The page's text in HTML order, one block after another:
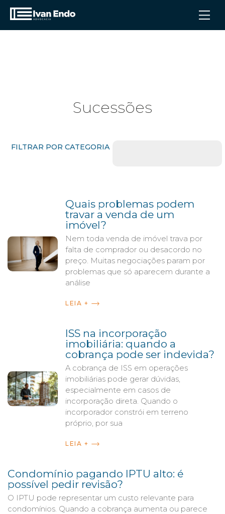
Sucessões
FILTRAR POR CATEGORIA
Artigos
Quais problemas podem
travar a venda de um
imóvel?
Nem toda venda de imóvel trava por
falta de comprador ou desacordo no
preço. Muitas negociações param por
problemas que só aparecem durante a
análise
LEIA +
ISS na incorporação
imobiliária: quando a
cobrança pode ser indevida?
A cobrança de ISS em operações
imobiliárias pode gerar dúvidas,
especialmente em casos de
incorporação direta. Quando o
incorporador constrói em terreno
próprio, por sua
LEIA +
Condomínio pagando IPTU alto: é
possível pedir revisão?
O IPTU pode representar um custo relevante para
condomínios. Quando a cobrança aumenta ou parece